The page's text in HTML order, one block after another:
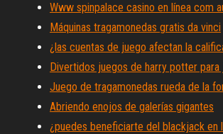
Www spinpalace casino en línea com
Máquinas tragamonedas gratis da vinci
¿las cuentas de juego afectan la
Divertidos juegos de harry potter para
Juego de tragamonedas rueda de la
Abriendo enojos de galerías gigantes
¿puedes beneficiarte del blackjack en